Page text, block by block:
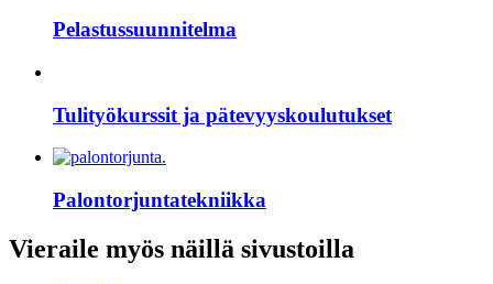
Pelastussuunnitelma
Tulityökurssit ja pätevyyskoulutukset
Palontorjuntatekniikka
Vieraile myös näillä sivustoilla